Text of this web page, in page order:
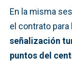
En la misma
el contrato
señalización
puntos del